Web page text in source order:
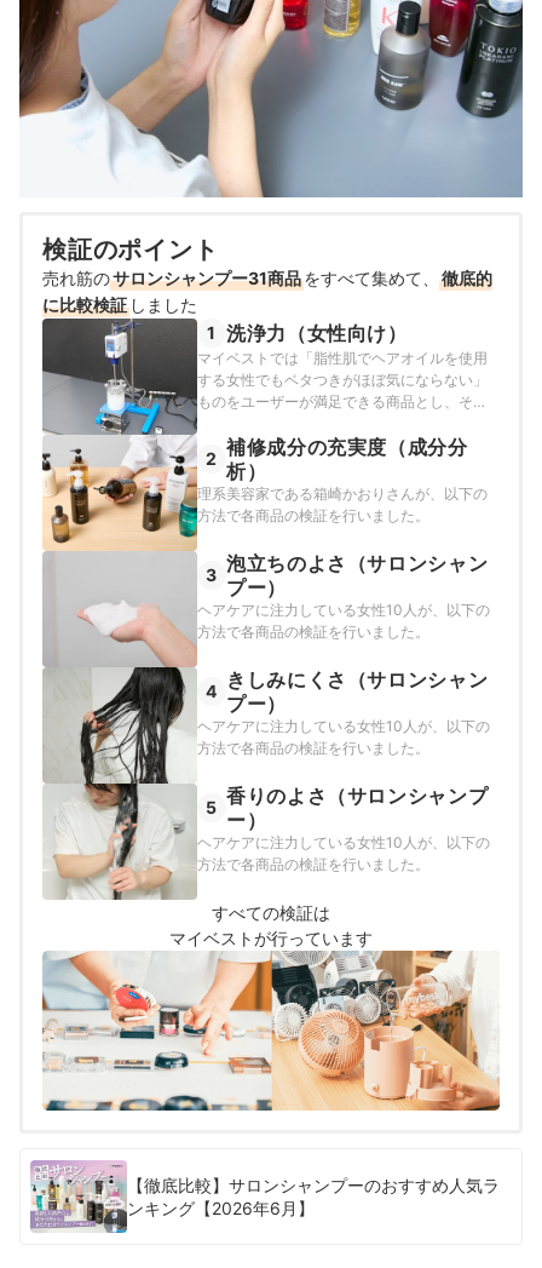
検証のポイント
売れ筋のサロンシャンプー31商品をすべて集めて、
徹底的
に比較検証 しました
1 洗浄力（女性向け）
マイベストでは「脂性肌でヘアオイルを使用
する女性でもベタつきがほぼ気にならない」
ものをユーザーが満足できる商品とし、その
定めて以下の方法で検証を行いました。
2 補修成分の充実度（成分分
析）
理系美容家である箱崎かおりさんが、以下の
方法で各商品の検証を行いました。
3 泡立ちのよさ（サロンシャン
プー）
ヘアケアに注力している女性10人が、以下の
方法で各商品の検証を行いました。
4 きしみにくさ（サロンシャン
プー）
ヘアケアに注力している女性10人が、以下の
方法で各商品の検証を行いました。
5 香りのよさ（サロンシャンプ
ー）
ヘアケアに注力している女性10人が、以下の
方法で各商品の検証を行いました。
すべての検証は
マイベストが行っています
【徹底比較】サロンシャンプーのおすすめ人気ラ
ンキング【2026年6月】